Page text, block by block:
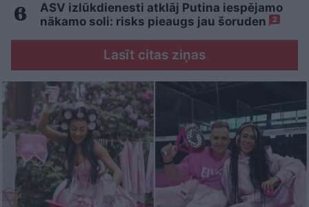
ASV izlūkdienesti atklāj Putina iespējamo
nākamo soli: risks pieaugs jau šoruden
2
Lasīt citas ziņas